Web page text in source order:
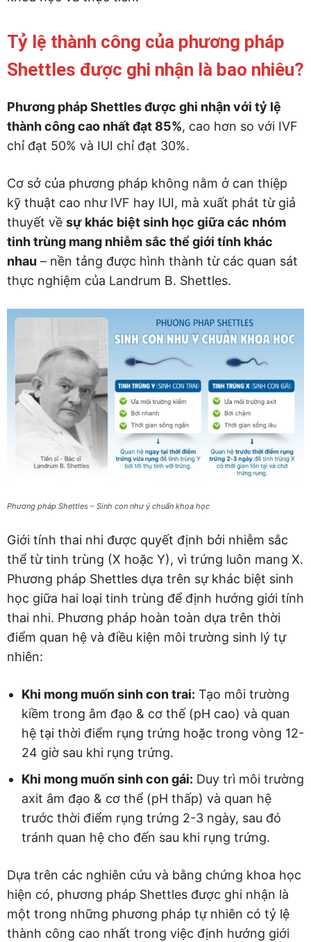
Tỷ lệ thành công của phương pháp
Shettles được ghi nhận là bao nhiêu?
Phương pháp Shettles được ghi nhận với tỷ lệ
thành công cao nhất đạt 85%, cao hơn so với IVF
chỉ đạt 50% và IUI chỉ đạt 30%.
Cơ sở của phương pháp không nằm ở can thiệp
kỹ thuật cao như IVF hay IUI, mà xuất phát từ giả
thuyết về sự khác biệt sinh học giữa các nhóm
tinh trùng mang nhiễm sắc thể giới tính khác
nhau – nền tảng được hình thành từ các quan sát
thực nghiệm của Landrum B. Shettles.
Phương pháp Shettles – Sinh con như ý chuẩn khoa học
Giới tính thai nhi được quyết định bởi nhiễm sắc
thể từ tinh trùng (X hoặc Y), vì trứng luôn mang X.
Phương pháp Shettles dựa trên sự khác biệt sinh
học giữa hai loại tinh trùng để định hướng giới tính
thai nhi. Phương pháp hoàn toàn dựa trên thời
điểm quan hệ và điều kiện môi trường sinh lý tự
nhiên:
Khi mong muốn sinh con trai: Tạo môi trường
kiềm trong âm đạo & cơ thế (pH cao) và quan
hệ tại thời điểm rụng trứng hoặc trong vòng 12-
24 giờ sau khi rụng trứng.
Khi mong muốn sinh con gái: Duy trì môi trường
axit âm đạo & cơ thể (pH thấp) và quan hệ
trước thời điểm rụng trứng 2-3 ngày, sau đó
tránh quan hệ cho đến sau khi rụng trứng.
Dựa trên các nghiên cứu và bằng chứng khoa học
hiện có, phương pháp Shettles được ghi nhận là
một trong những phương pháp tự nhiên có tỷ lệ
thành công cao nhất trong việc định hướng giới